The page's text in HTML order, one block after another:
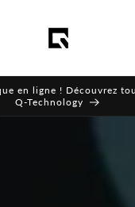
en ligne ! Découvrez
Q-Technology